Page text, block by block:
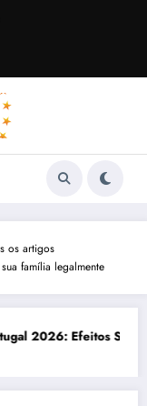
os artigos
família legalmente
OportunidadesCusto de vida